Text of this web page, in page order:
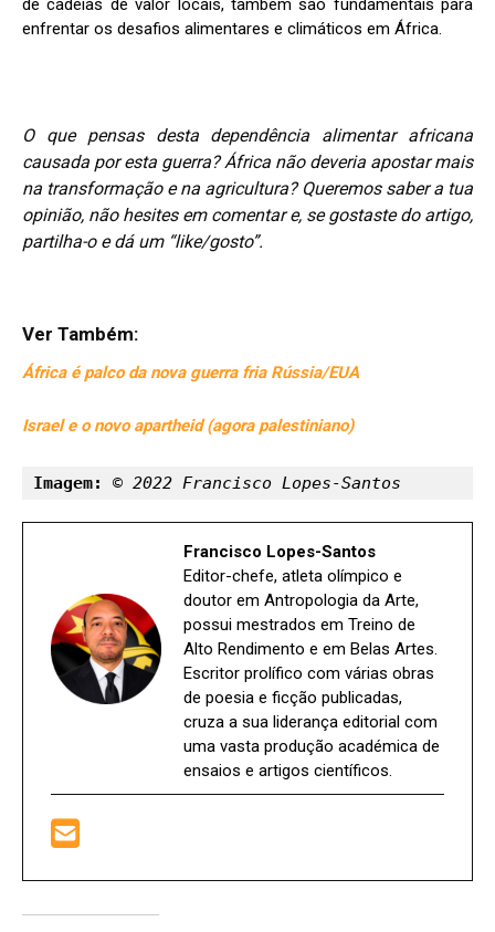
enfrentar os desafios alimentares e climáticos em África.
O que pensas desta dependência alimentar africana
causada por esta guerra? África não deveria apostar mais
na transformação e na agricultura? Queremos saber a tua
opinião, não hesites em comentar e, se gostaste do artigo,
partilha-o e dá um “like/gosto”.
Ver Também:
África é palco da nova guerra fria Rússia/EUA
Israel e o novo apartheid (agora palestiniano)
Imagem: © 2022 Francisco Lopes-Santos
Francisco Lopes-Santos
Editor-chefe, atleta olímpico e
doutor em Antropologia da Arte,
possui mestrados em Treino de
Alto Rendimento e em Belas Artes.
Escritor prolífico com várias obras
de poesia e ficção publicadas,
cruza a sua liderança editorial com
uma vasta produção académica de
ensaios e artigos científicos.